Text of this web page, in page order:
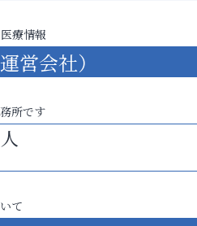
療情報
営会社）
所です
て